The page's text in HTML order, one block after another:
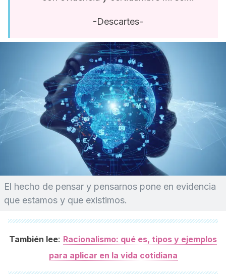
-Descartes-
El hecho de pensar y pensarnos pone en evidencia
que estamos y que existimos.
También lee: Racionalismo: qué es, tipos y ejemplos
para aplicar en la vida cotidiana